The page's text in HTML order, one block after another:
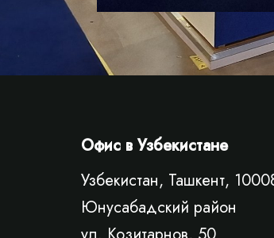
Офис в Узбекистане
Узбекистан, Ташкент,
Юнусабадский район